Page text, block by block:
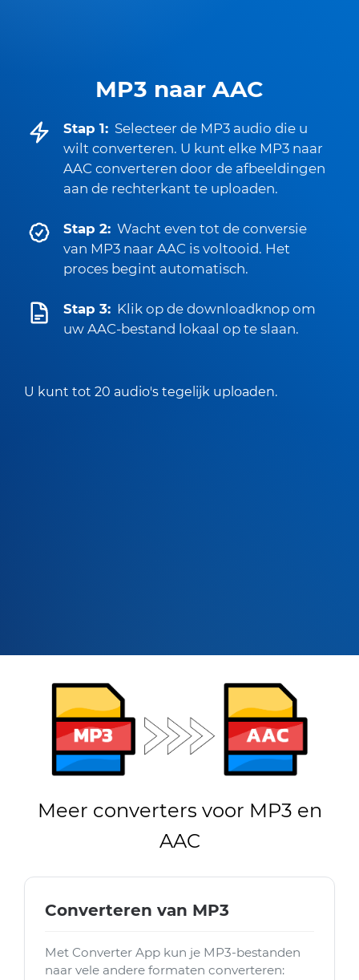
MP3 naar AAC
Stap 1: Selecteer de MP3 audio die u
wilt converteren. U kunt elke MP3 naar
AAC converteren door de afbeeldingen
aan de rechterkant te uploaden.
Stap 2: Wacht even tot de conversie
van MP3 naar AAC is voltooid. Het
proces begint automatisch.
Stap 3: Klik op de downloadknop om
uw AAC-bestand lokaal op te slaan.
U kunt tot 20 audio's tegelijk uploaden.
Meer converters voor MP3 en
AAC
Converteren van MP3
Met Converter App kun je MP3-bestanden
naar vele andere formaten converteren: